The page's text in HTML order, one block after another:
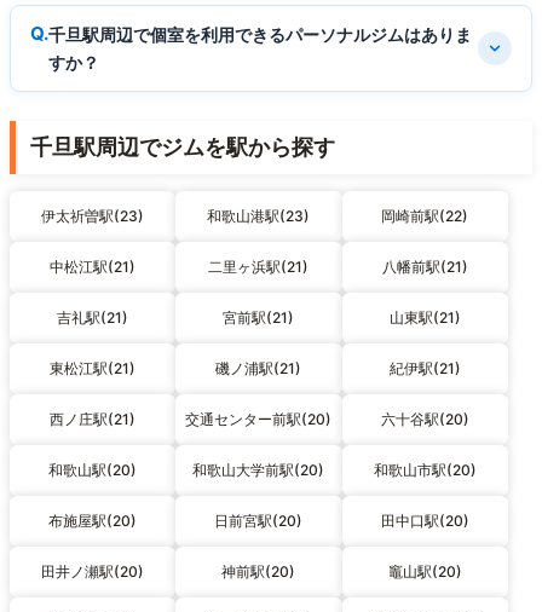
千旦駅周辺で個室を利用できるパーソナルジムはありま
すか？
千旦駅周辺でジムを駅から探す
伊太祈曽駅(23) 和歌山港駅(23) 岡崎前駅(22)
中松江駅(21) 二里ヶ浜駅(21) 八幡前駅(21)
吉礼駅(21) 宮前駅(21) 山東駅(21)
東松江駅(21) 磯ノ浦駅(21) 紀伊駅(21)
西ノ庄駅(21) 交通センター前駅(20) 六十谷駅(20)
和歌山駅(20) 和歌山大学前駅(20) 和歌山市駅(20)
布施屋駅(20) 日前宮駅(20) 田中口駅(20)
田井ノ瀬駅(20) 神前駅(20) 竈山駅(20)